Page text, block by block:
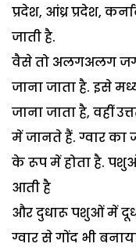
प्रदेश, आंध्र प्रदेश,
जाती है.
वैसे तो अलगअलग
जाना जाता है. इसे
जाना जाता है, वहीं
में जानते हैं. ग्वार का
के रूप में होता है.
आती है
और दुधारू पशुओं में
ग्वार से गोंद भी